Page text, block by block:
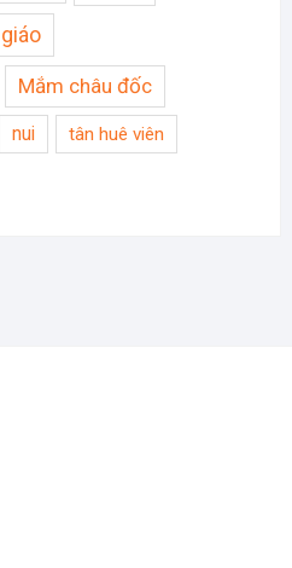
Mắm châu đốc
nui tân huê viên